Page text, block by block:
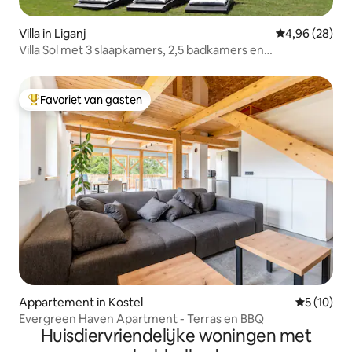
Villa in Liganj Gemiddelde
4,96 (28)
Villa Sol met 3 slaapkamers, 2,5 badkamers en
Topfavoriet van gasten
Favoriet van gasten
Appartement in Kostel
5 (10)
Evergreen Haven Apartment - Terras en BBQ
Huisdiervriendelijke woningen met